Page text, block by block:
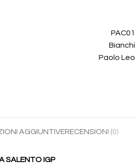
PAC01
Bianchi
Paolo Leo
AGGIUNTIVERECENSIONI (0)
SALENTO IGP